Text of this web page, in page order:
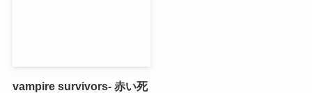
vampire survivors- 赤い死